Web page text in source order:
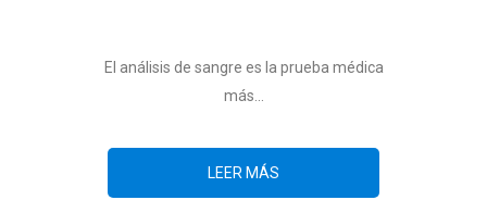
El análisis de sangre es la prueba médica
más...
LEER MÁS